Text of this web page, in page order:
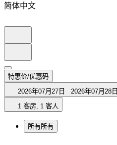
简体中文
特惠价/优惠码
2026年07月27日
2026年07月28日
1 客房, 1 客人
所有所有